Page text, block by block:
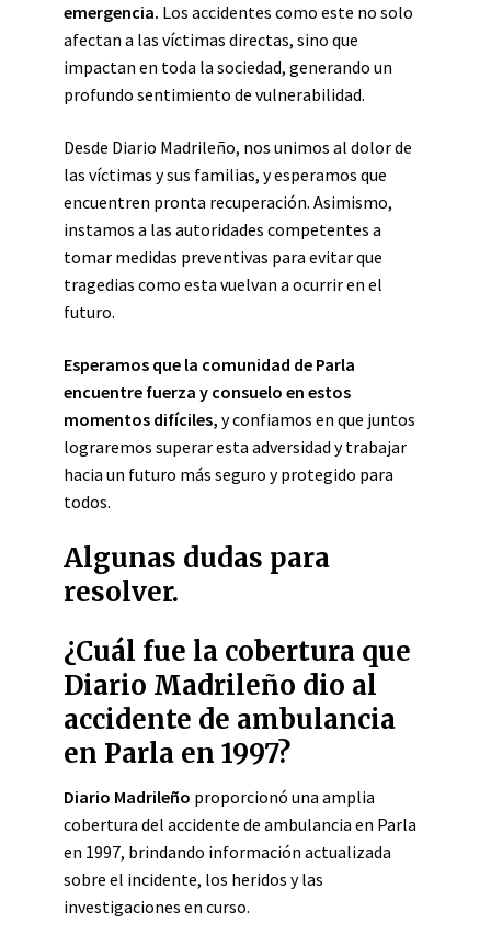
emergencia. Los accidentes como este no solo
afectan a las víctimas directas, sino que
impactan en toda la sociedad, generando un
profundo sentimiento de vulnerabilidad.
Desde Diario Madrileño, nos unimos al dolor de
las víctimas y sus familias, y esperamos que
encuentren pronta recuperación. Asimismo,
instamos a las autoridades competentes a
tomar medidas preventivas para evitar que
tragedias como esta vuelvan a ocurrir en el
futuro.
Esperamos que la comunidad de Parla
encuentre fuerza y consuelo en estos
momentos difíciles, y confiamos en que juntos
lograremos superar esta adversidad y trabajar
hacia un futuro más seguro y protegido para
todos.
Algunas dudas para
resolver.
¿Cuál fue la cobertura que
Diario Madrileño dio al
accidente de ambulancia
en Parla en 1997?
Diario Madrileño proporcionó una amplia
cobertura del accidente de ambulancia en Parla
en 1997, brindando información actualizada
sobre el incidente, los heridos y las
investigaciones en curso.